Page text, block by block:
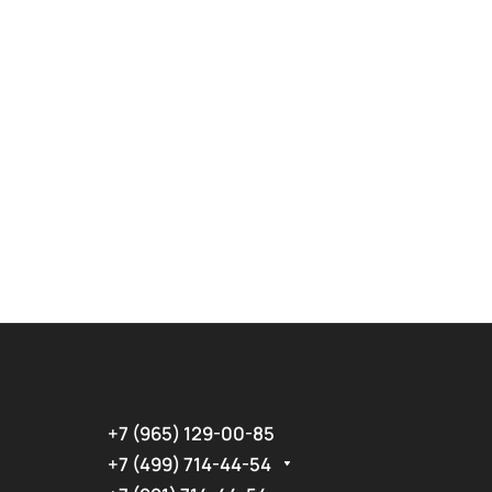
+7 (965) 129-00-85
+7 (499) 714-44-54